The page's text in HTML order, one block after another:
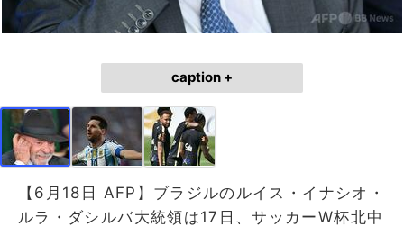
caption +
【6月18日 AFP】ブラジルのルイス・イナシオ・
ルラ・ダシルバ大統領は17日、サッカーW杯北中